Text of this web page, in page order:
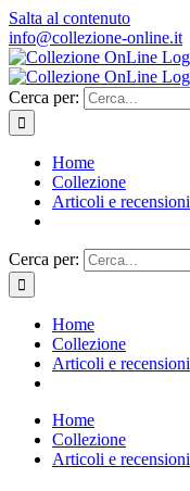
Salta al contenuto
info@collezione-online.it
Cerca per:
Home
Collezione
Articoli e recensioni
Cerca per:
Home
Collezione
Articoli e recensioni
Home
Collezione
Articoli e recensioni